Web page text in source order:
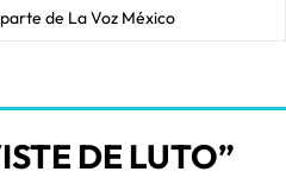
de La Voz México
DE LUTO”